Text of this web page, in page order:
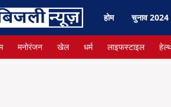
होम चुनाव 2024
मनोरंजन खेल धर्म लाइफस्टाइल